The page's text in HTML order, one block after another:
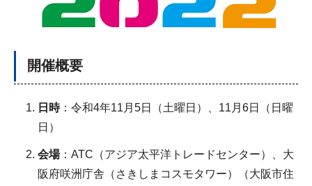
開催概要
日時：令和4年11月5日（土曜日）、11月6日（日曜
日）
会場：ATC（アジア太平洋トレードセンター）、大
阪府咲洲庁舎（さきしまコスモタワー）（大阪市住